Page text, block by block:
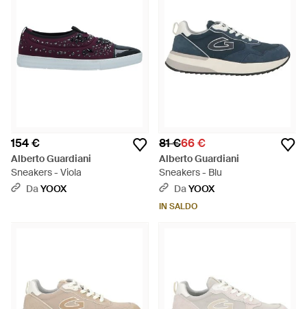
154 €
Alberto Guardiani
Sneakers - Viola
DaYOOX
81 €66 €
Alberto Guardiani
Sneakers - Blu
DaYOOX
IN SALDO